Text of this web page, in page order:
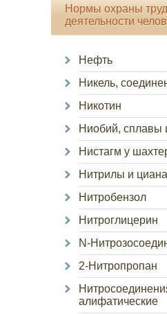
Нормы охраны
деятельности
Нефть
Никель,
Никотин
Ниобий, сплавы
Нистагм у
Нитрилы и
Нитробензол
Нитроглицерин
N-
2-Нитропропан
алифатические